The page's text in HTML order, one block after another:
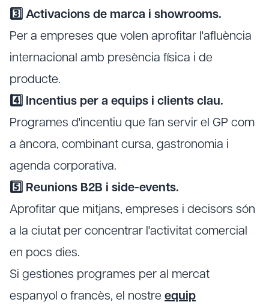
3️⃣ Activacions de marca i showrooms.
Per a empreses que volen aprofitar l'afluència
internacional amb presència física i de
producte.
4️⃣ Incentius per a equips i clients clau.
Programes d'incentiu que fan servir el GP com
a àncora, combinant cursa, gastronomia i
agenda corporativa.
5️⃣ Reunions B2B i side-events.
Aprofitar que mitjans, empreses i decisors són
a la ciutat per concentrar l'activitat comercial
en pocs dies.
Si gestiones programes per al mercat
espanyol o francès, el nostre equip